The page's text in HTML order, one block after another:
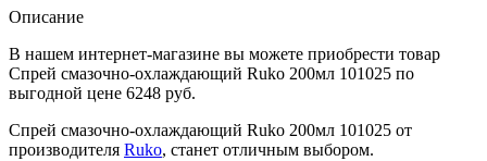
Описание
В нашем интернет-магазине вы можете приобрести товар
Спрей смазочно-охлаждающий Ruko 200мл 101025 по
выгодной цене 6248 руб.
Спрей смазочно-охлаждающий Ruko 200мл 101025 от
производителя Ruko, станет отличным выбором.